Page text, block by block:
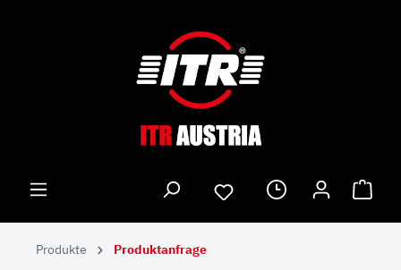
Produkte Produktanfrage